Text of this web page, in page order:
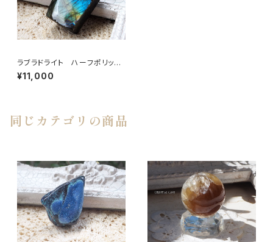
ラブラドライト ハーフポリッシ
ュ
¥11,000
同じカテゴリの商品